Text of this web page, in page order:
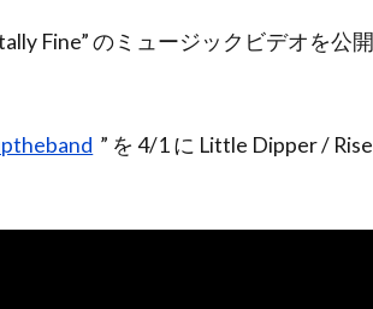
Fine” のミュージックビデオを公開
” を 4/1 に Little Dipper / Rise